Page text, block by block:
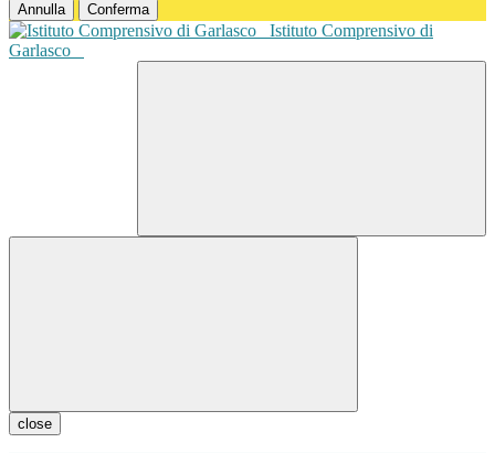
Annulla Conferma
Istituto Comprensivo di
Garlasco
close